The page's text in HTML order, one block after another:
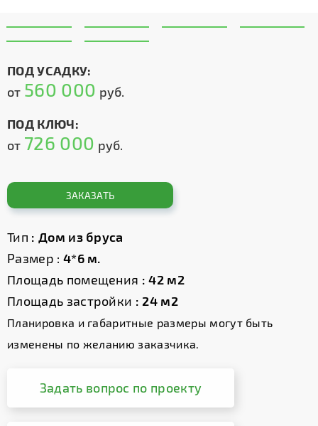
ПОД УСАДКУ:
от 560 000 руб.
ПОД КЛЮЧ:
от 726 000 руб.
ЗАКАЗАТЬ
Тип : Дом из бруса
Размер : 4*6 м.
Площадь помещения : 42 м2
Площадь застройки : 24 м2
Планировка и габаритные размеры могут быть
изменены по желанию заказчика.
Задать вопрос по проекту